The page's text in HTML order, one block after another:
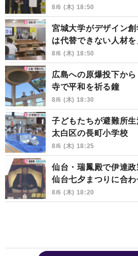
8/6 (木) 18:50
宮城大学がデザイン
は代替できない人材を
8/6 (木) 18:50
広島への原爆投下か
寺で平和を祈る鐘
8/6 (木) 18:30
子どもたちが避難所
太白区の長町小学校
8/6 (木) 18:25
仙台・瑞鳳殿で伊達
仙台七夕まつりに合わ
8/6 (木) 18:20